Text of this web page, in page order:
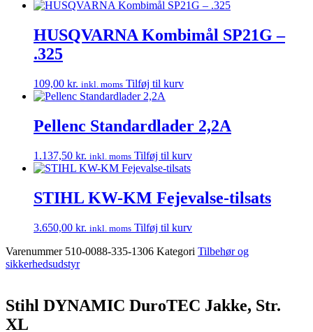
HUSQVARNA Kombimål SP21G –
.325
109,00 kr. inkl. moms Tilføj til kurv
Pellenc Standardlader 2,2A
1.137,50 kr. inkl. moms Tilføj til kurv
STIHL KW-KM Fejevalse-tilsats
3.650,00 kr. inkl. moms Tilføj til kurv
Varenummer 510-0088-335-1306 Kategori Tilbehør og
sikkerhedsudstyr
Stihl DYNAMIC DuroTEC Jakke, Str.
XL